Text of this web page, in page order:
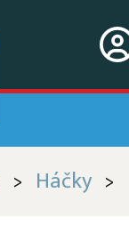
> Háčky >